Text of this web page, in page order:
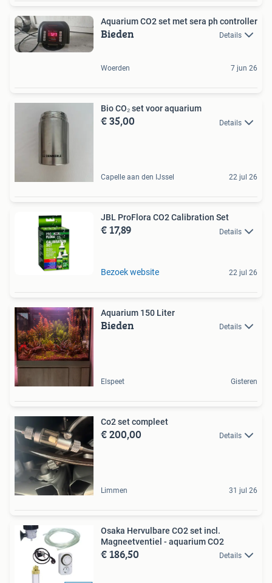
Aquarium CO2 set met sera ph controller
Bieden Details
Woerden 7 jun 26
Bio CO₂ set voor aquarium
€ 35,00 Details
Capelle aan den IJssel 22 jul 26
JBL ProFlora CO2 Calibration Set
€ 17,89 Details
Bezoek website 22 jul 26
Aquarium 150 Liter
Bieden Details
Elspeet Gisteren
Co2 set compleet
€ 200,00 Details
Limmen 31 jul 26
Osaka Hervulbare CO2 set incl.
Magneetventiel - aquarium CO2
€ 186,50 Details